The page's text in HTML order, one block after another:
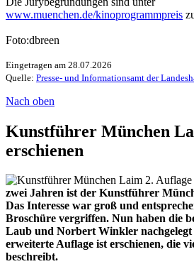
www.muenchen.de/kinoprogrammpreis
Foto:dbreen
Eingetragen am 28.07.2026
Quelle: Presse- und Informationsamt der
Nach oben
Kunstführer München
erschienen
zwei Jahren ist der Kunstführer
Das Interesse war groß und
Broschüre vergriffen. Nun haben die
Laub und Norbert Winkler nachgelegt
erweiterte Auflage ist erschienen, die
beschreibt.